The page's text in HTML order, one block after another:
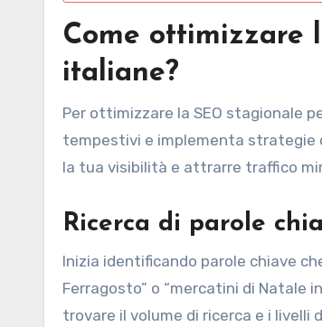
Come ottimizzare
italiane?
Per ottimizzare la SEO stagionale
tempestivi e implementa strategie
la tua visibilità e attrarre traffico
Ricerca di parole
Inizia identificando parole chiave
Ferragosto” o “mercatini di Natale
trovare il volume di ricerca e i livelli